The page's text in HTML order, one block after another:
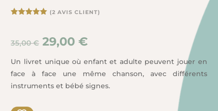
notations
client
(2 AVIS CLIENT)
35,00€ Le
prix
initial
était :
35,00 €.
29,00€Le
actuel
est :
29,00 €.
Un livret unique où enfant et adulte peuvent jouer en
face à face une même chanson, avec différents
instruments et bébé signes.